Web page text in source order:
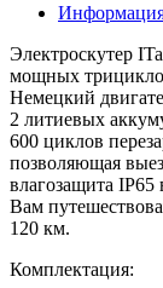
Электроскутер
мощных
Немецкий
2 литиевых
600 циклов
позволяющая
влагозащита IP65
Вам
120 км.
Комплектация: